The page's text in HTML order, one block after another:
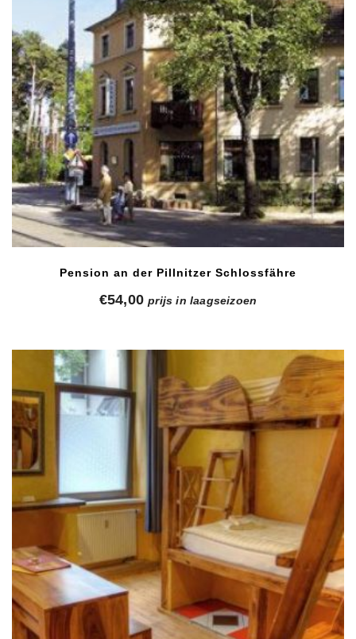
Pension an der Pillnitzer Schlossfähre
€54,00 prijs in laagseizoen